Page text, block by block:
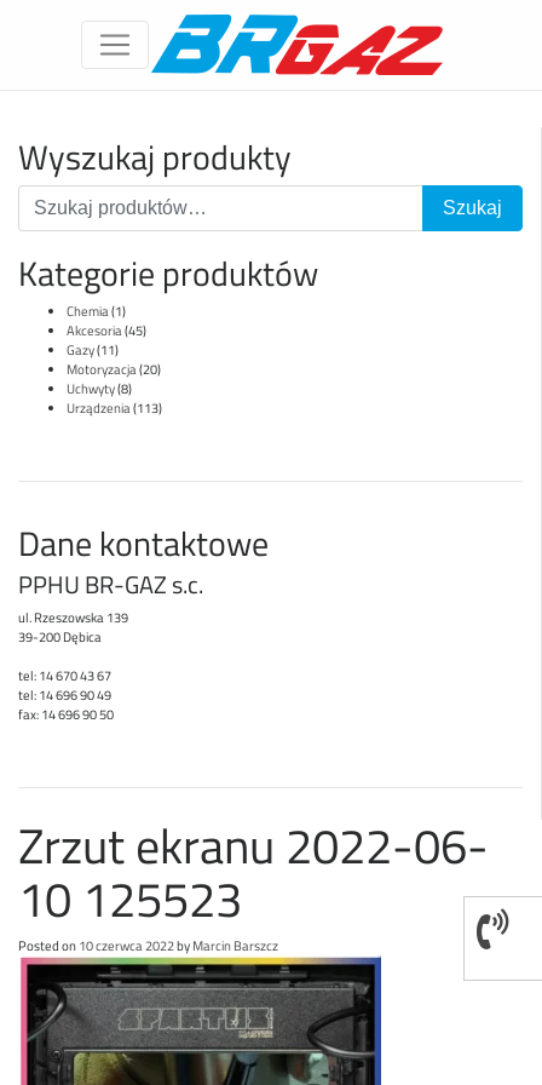
Wyszukaj produkty
Kategorie produktów
Chemia(1)
Akcesoria(45)
Gazy(11)
Motoryzacja(20)
Uchwyty(8)
Urządzenia(113)
Dane kontaktowe
PPHU BR-GAZ s.c.
ul. Rzeszowska 139
39-200 Dębica
tel: 14 670 43 67
tel: 14 696 90 49
fax: 14 696 90 50
Zrzut ekranu 2022-06-
10 125523
Posted on10 czerwca 2022byMarcin Barszcz